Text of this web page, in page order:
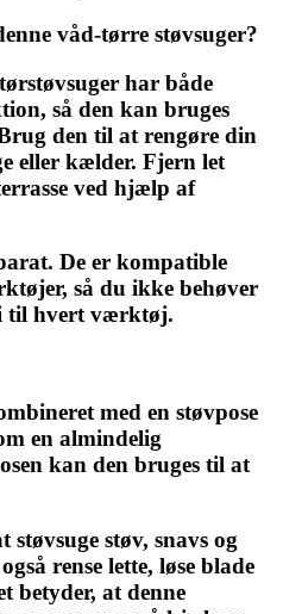
våd-tørre støvsuger?
har både
så den kan bruges
den til at rengøre din
eller kælder. Fjern let
ved hjælp af
De er kompatible
så du ikke behøver
til hvert værktøj.
med en støvpose
en almindelig
kan den bruges til at
støv, snavs og
rense lette, løse blade
betyder, at denne